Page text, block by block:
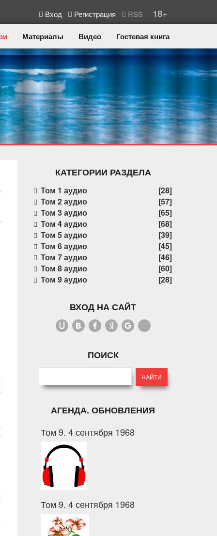
Вход Регистрация RSS 18+
Материалы Видео Гостевая книга
КАТЕГОРИИ РАЗДЕЛА
Том 1 аудио
[28]
Том 2 аудио
[57]
Том 3 аудио
[65]
Том 4 аудио
[68]
Том 5 аудио
[39]
Том 6 аудио
[45]
Том 7 аудио
[46]
Том 8 аудио
[60]
Том 9 аудио
[28]
ВХОД НА САЙТ
ПОИСК
АГЕНДА. ОБНОВЛЕНИЯ
Том 9. 4 сентября 1968
Том 9. 4 сентября 1968